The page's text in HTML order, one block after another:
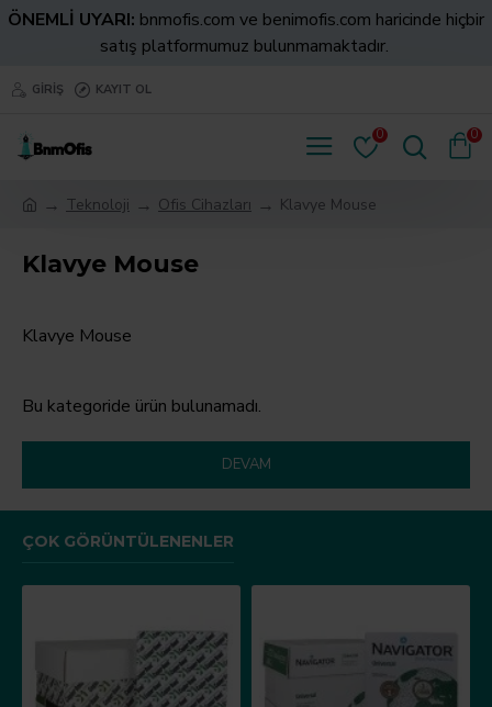
ÖNEMLİ UYARI: bnmofis.com ve benimofis.com haricinde hiçbir
satış platformumuz bulunmamaktadır.
GIRIŞ KAYIT OL
0 0
Teknoloji Ofis Cihazları Klavye Mouse
Klavye Mouse
Klavye Mouse
Bu kategoride ürün bulunamadı.
DEVAM
ÇOK GÖRÜNTÜLENENLER